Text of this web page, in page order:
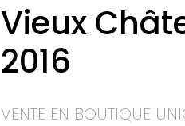
Vieux
2016
VENTE EN BOUTIQUE